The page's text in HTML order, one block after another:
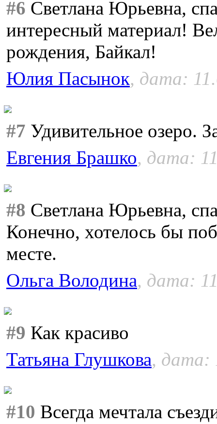
#6 Светлана Юрьевна,
интересный материал!
рождения, Байкал!
Юлия Пасынок, дата:
#7 Удивительное озеро.
Евгения Брашко, дата:
#8 Светлана Юрьевна,
Конечно, хотелось бы
месте.
Ольга Володина, дата:
#9 Как красиво
Татьяна Глушкова, дата:
#10 Всегда мечтала